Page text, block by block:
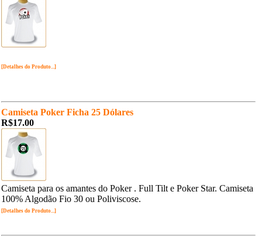
[Detalhes do Produto...]
Camiseta Poker Ficha 25 Dólares
R$17.00
Camiseta para os amantes do Poker . Full Tilt e Poker Star. Camiseta
100% Algodão Fio 30 ou Poliviscose.
[Detalhes do Produto...]